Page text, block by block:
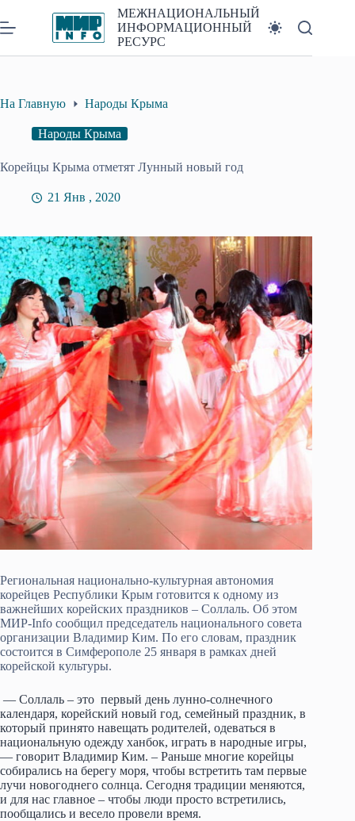
к
сути
МЕЖНАЦИОНАЛЬНЫЙ
ИНФОРМАЦИОННЫЙ
РЕСУРС
На Главную Народы Крыма
Народы Крыма
Корейцы Крыма отметят Лунный новый год
21 Янв , 2020
Региональная национально-культурная автономия
корейцев Республики Крым готовится к одному из
важнейших корейских праздников – Соллаль. Об этом
МИР-Info сообщил председатель национального совета
организации Владимир Ким. По его словам, праздник
состоится в Симферополе 25 января в рамках дней
корейской культуры.
— Соллаль – это первый день лунно-солнечного
календаря, корейский новый год, семейный праздник, в
который принято навещать родителей, одеваться в
национальную одежду ханбок, играть в народные игры,
— говорит Владимир Ким. – Раньше многие корейцы
собирались на берегу моря, чтобы встретить там первые
лучи новогоднего солнца. Сегодня традиции меняются,
и для нас главное – чтобы люди просто встретились,
пообщались и весело провели время.